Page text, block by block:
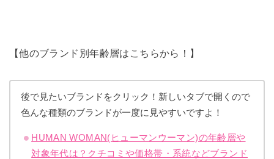
【他のブランド別年齢層はこちらから！】
後で見たいブランドをクリック！新しいタブで開くので
色んな種類のブランドが一度に見やすいですよ！
HUMAN WOMAN(ヒューマンウーマン)の年齢層や
対象年代は？クチコミや価格帯・系統などブランド